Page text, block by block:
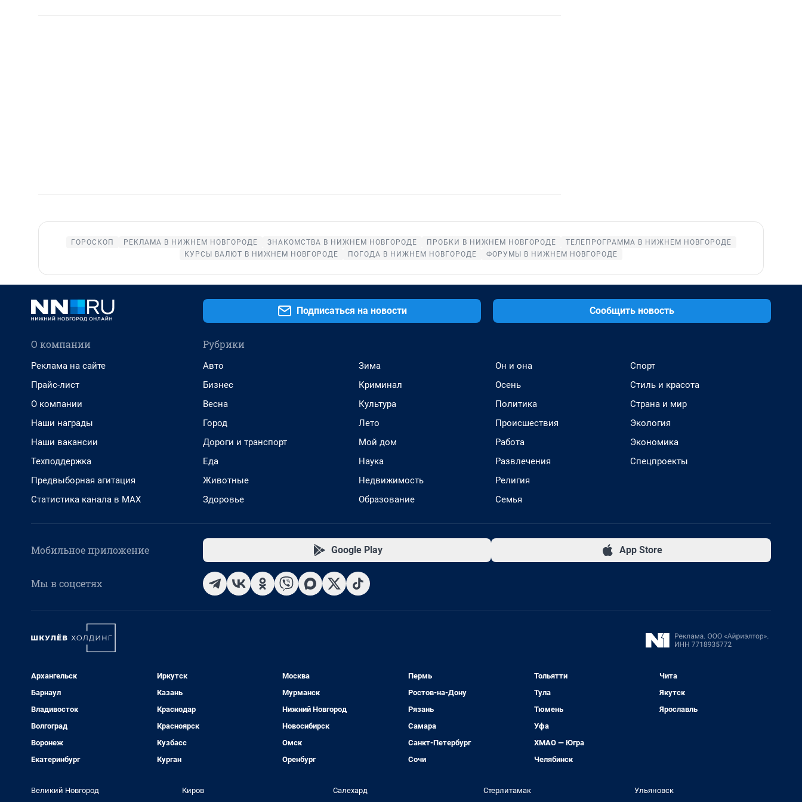
ГОРОСКОП РЕКЛАМА В НИЖНЕМ НОВГОРОДЕ ЗНАКОМСТВА В НИЖНЕМ НОВГОРОДЕ ПРОБКИ В НИЖНЕМ НОВГОРОДЕ
ТЕЛЕПРОГРАММА В НИЖНЕМ НОВГОРОДЕ
КУРСЫ ВАЛЮТ В НИЖНЕМ НОВГОРОДЕ
ПОГОДА В НИЖНЕМ НОВГОРОДЕ ФОРУМЫ В НИЖНЕМ НОВГОРОДЕ
Подписаться на новости Сообщить новость
О компании
Реклама на сайте
Прайс-лист
О компании
Наши награды
Наши вакансии
Техподдержка
Предвыборная агитация
Статистика канала в MAX
Рубрики
Авто
Бизнес
Весна
Город
Дороги и транспорт
Еда
Животные
Здоровье
Зима
Криминал
Культура
Лето
Мой дом
Наука
Недвижимость
Образование
Он и она
Осень
Политика
Происшествия
Работа
Развлечения
Религия
Семья
Спорт
Стиль и красота
Страна и мир
Экология
Экономика
Спецпроекты
Мобильное приложение Google Play App Store
Мы в соцсетях
Архангельск
Барнаул
Владивосток
Волгоград
Воронеж
Екатеринбург
Иркутск
Казань
Краснодар
Красноярск
Кузбасс
Курган
Москва
Мурманск
Нижний Новгород
Новосибирск
Омск
Оренбург
Пермь
Ростов-на-Дону
Рязань
Самара
Санкт-Петербург
Сочи
Тольятти
Тула
Тюмень
Уфа
ХМАО — Югра
Челябинск
Чита
Якутск
Ярославль
Великий Новгород Киров Салехард Стерлитамак Ульяновск